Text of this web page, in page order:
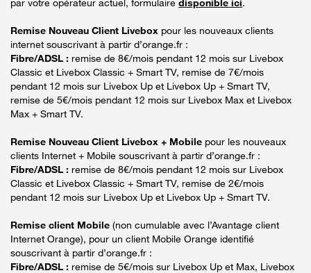
Remise Nouveau Client Livebox pour les nouveaux clients
internet souscrivant à partir d’orange.fr :
Fibre/ADSL : remise de 8€/mois pendant 12 mois sur Livebox
Classic et Livebox Classic + Smart TV, remise de 7€/mois
pendant 12 mois sur Livebox Up et Livebox Up + Smart TV,
remise de 5€/mois pendant 12 mois sur Livebox Max et Livebox
Max + Smart TV.
Remise Nouveau Client Livebox + Mobile pour les nouveaux
clients Internet + Mobile souscrivant à partir d’orange.fr :
Fibre/ADSL : remise de 8€/mois pendant 12 mois sur Livebox
Classic et Livebox Classic + Smart TV, remise de 2€/mois
pendant 12 mois sur Livebox Up et Livebox Up + Smart TV.
Remise client Mobile (non cumulable avec l’Avantage client
Internet Orange), pour un client Mobile Orange identifié
souscrivant à partir d’orange.fr :
Fibre/ADSL : remise de 5€/mois sur Livebox Up et Max, Livebox